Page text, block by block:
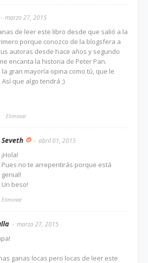
marzo 27, 2015
de leer este libro desde que salió a la
porque conozco de la blogsfera a
autoras desde hace años y segundo
encanta la historia de Peter Pan.
la gran mayoría opina como tú, que le
Así que algo tendrá ;)
Eliminar
Seveth abril 01, 2015
¡Hola!
Pues no te arrepentirás porque está
genial!
Un beso!
Eliminar
marzo 27, 2015
ganas locas pero locas de leer este